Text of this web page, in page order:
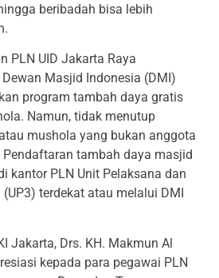
beribadah bisa lebih
PLN UID Jakarta Raya
Masjid Indonesia (DMI)
program tambah daya gratis
Namun, tidak menutup
mushola yang bukan anggota
tambah daya masjid
kantor PLN Unit Pelaksana dan
terdekat atau melalui DMI
Jakarta, Drs. KH. Makmun Al
kepada para pegawai PLN